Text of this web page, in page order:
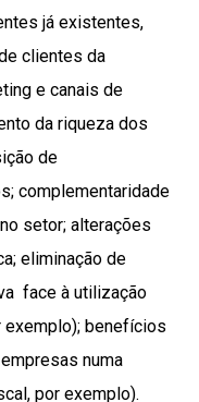
já existentes,
clientes da
e canais de
da riqueza dos
de
complementaridade
setor; alterações
eliminação de
face à utilização
benefícios
numa
por exemplo).